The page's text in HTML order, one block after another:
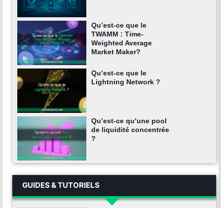
Qu’est-ce que le
TWAMM : Time-
Weighted Average
Market Maker?
Qu’est-ce que le
Lightning Network ?
Qu’est-ce qu’une pool
de liquidité concentrée
?
GUIDES & TUTORIELS